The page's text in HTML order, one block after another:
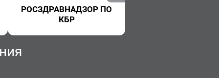
РОСЗДРАВНАДЗОР ПО
КБР